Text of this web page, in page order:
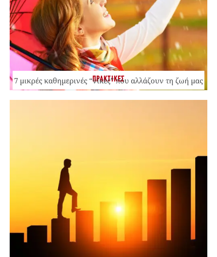
ΠΡΑΚΤΙΚΕΣ
7 μικρές καθημερινές “νίκες” που αλλάζουν τη ζωή μας